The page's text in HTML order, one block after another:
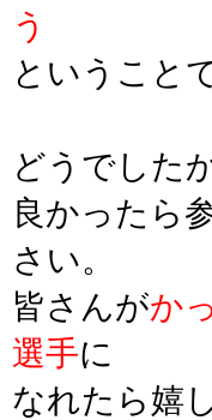
う
ということ
どうでした
良かったら
さい。
皆さんがか
選手に
なれたら嬉